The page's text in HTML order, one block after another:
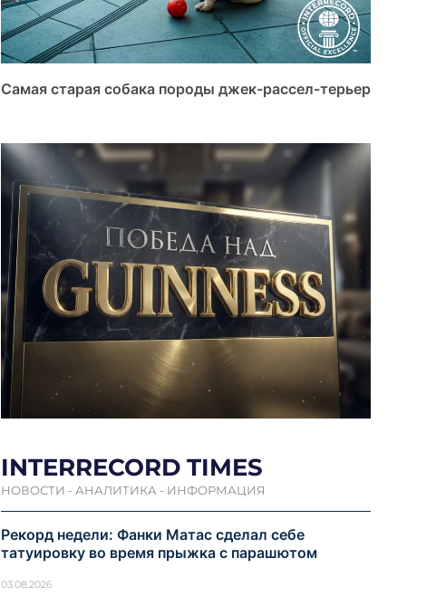
Самая старая собака породы джек-рассел-терьер
INTERRECORD TIMES
НОВОСТИ - АНАЛИТИКА - ИНФОРМАЦИЯ
Рекорд недели: Фанки Матас сделал себе
татуировку во время прыжка с парашютом
03.08.2026